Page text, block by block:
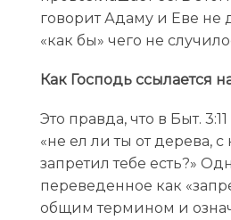
говорит Адаму и Еве не
«как бы» чего не
Как Господь ссылается
Это правда, что в Быт.
«не ел ли ты от дерева, с
запретил тебе есть?»
переведенное как
общим термином и